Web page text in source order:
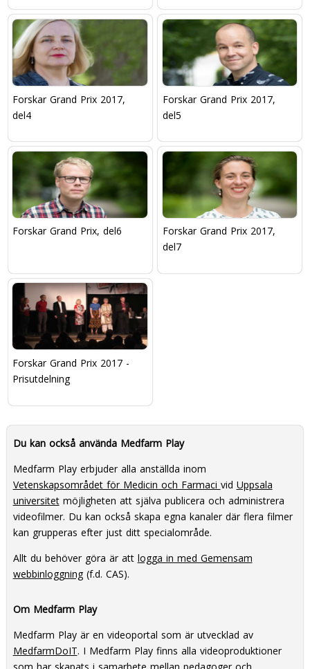
Forskar Grand Prix 2017,
del4
Forskar Grand Prix 2017,
del5
Forskar Grand Prix, del6
Forskar Grand Prix 2017,
del7
Forskar Grand Prix 2017 -
Prisutdelning
Du kan också använda Medfarm Play
Medfarm Play erbjuder alla anställda inom
Vetenskapsområdet för Medicin och Farmaci vid Uppsala
universitetmöjligheten att själva publicera och administrera
videofilmer. Du kan också skapa egna kanaler där flera filmer
kan grupperas efter just ditt specialområde.
Allt du behöver göra är att logga in med Gemensam
webbinloggning(f.d. CAS).
Om Medfarm Play
Medfarm Play är en videoportal som är utvecklad av
MedfarmDoIT. I Medfarm Play finns alla videoproduktioner